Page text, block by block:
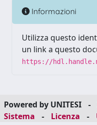
Informazioni
Utilizza questo
un link a questo
https://
Powered by UNITESI -
Sistema
- Licenza -